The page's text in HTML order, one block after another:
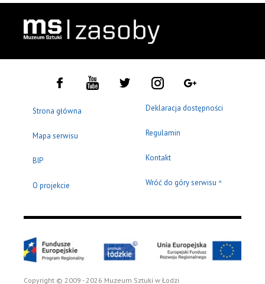
Strona główna
Mapa serwisu
BIP
O projekcie
Deklaracja dostępności
Regulamin
Kontakt
Wróć do góry serwisu ^
Copyright © 2009 - 2026 Muzeum Sztuki w Łodzi